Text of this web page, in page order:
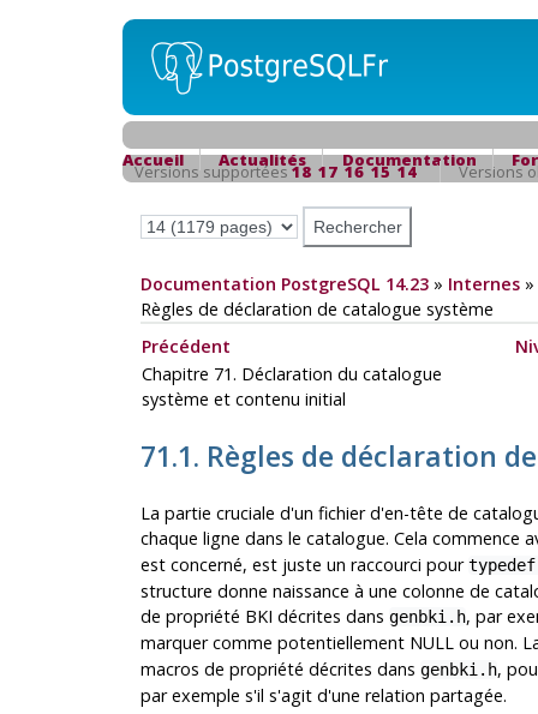
Accueil Actualités Documentation
Versions supportées18 17 16 15 14 Versions
Documentation PostgreSQL 14.23» Internes»
Règles de déclaration de catalogue système
Précédent
Chapitre 71. Déclaration du catalogue
système et contenu initial
71.1. Règles de déclaration
La partie cruciale d'un fichier d'en-tête de
chaque ligne dans le catalogue. Cela commence
est concerné, est juste un raccourci pour
structure donne naissance à une colonne de
de propriété BKI décrites dans genbki.h, par
marquer comme potentiellement NULL ou non.
macros de propriété décrites dans genbki.h,
par exemple s'il s'agit d'une relation partagée.